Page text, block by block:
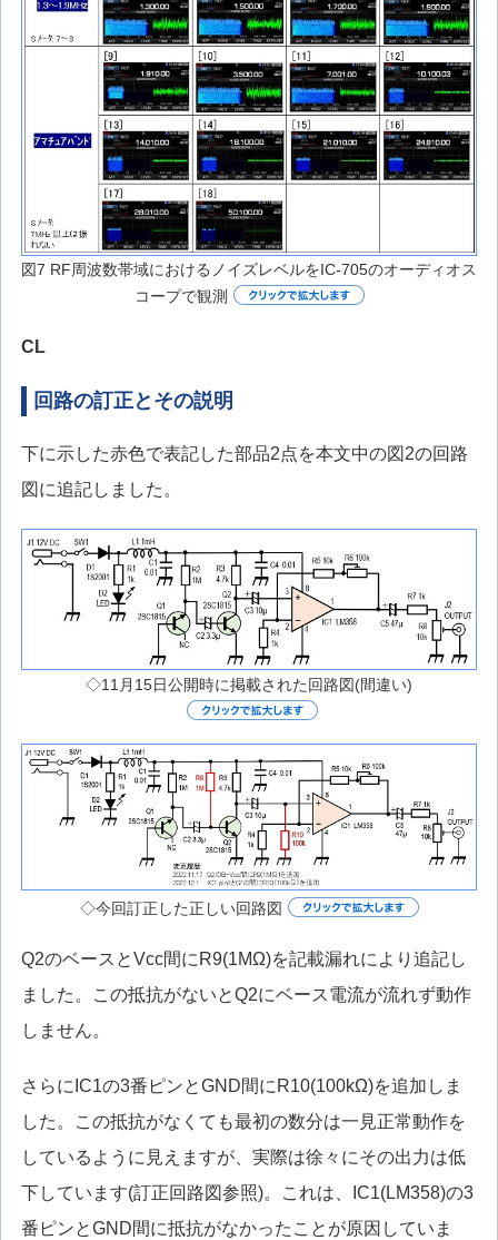
図7 RF周波数帯域におけるノイズレベルをIC-705のオーディオス
コープで観測
CL
回路の訂正とその説明
下に示した赤色で表記した部品2点を本文中の図2の回路
図に追記しました。
◇11月15日公開時に掲載された回路図(間違い)
◇今回訂正した正しい回路図
Q2のベースとVcc間にR9(1MΩ)を記載漏れにより追記し
ました。この抵抗がないとQ2にベース電流が流れず動作
しません。
さらにIC1の3番ピンとGND間にR10(100kΩ)を追加しま
した。この抵抗がなくても最初の数分は一見正常動作を
しているように見えますが、実際は徐々にその出力は低
下しています(訂正回路図参照)。これは、IC1(LM358)の3
番ピンとGND間に抵抗がなかったことが原因していま